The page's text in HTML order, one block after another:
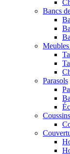
Bancs
Parasols